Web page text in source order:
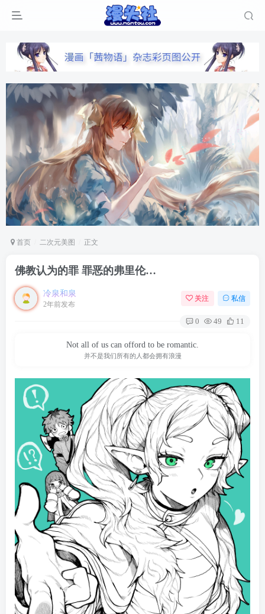
首页 二次元美图 正文
佛教认为的罪 罪恶的弗里伦…
冷泉和泉
2年前发布
关注 私信
0 49 11
Not all of us can offord to be romantic.
并不是我们所有的人都会拥有浪漫